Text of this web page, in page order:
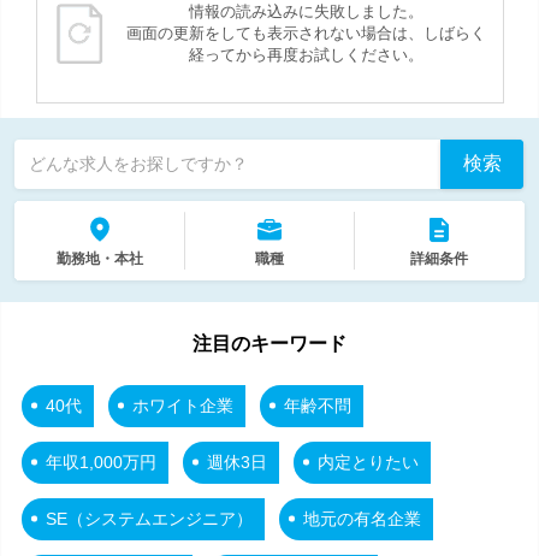
情報の読み込みに失敗しました。
画面の更新をしても表示されない場合は、しばらく
経ってから再度お試しください。
どんな求人をお探しですか？ 検索
勤務地・本社 職種 詳細条件
注目のキーワード
40代 ホワイト企業 年齢不問
年収1,000万円 週休3日 内定とりたい
SE（システムエンジニア） 地元の有名企業